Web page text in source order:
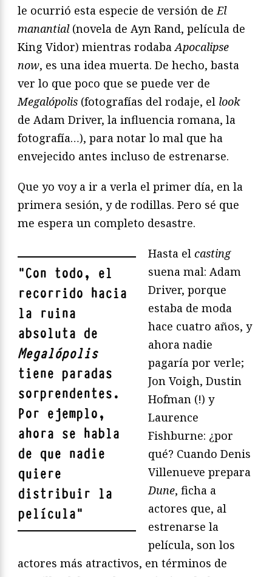
le ocurrió esta especie de versión deEl
manantial (novela de Ayn Rand, película de
King Vidor) mientras rodabaApocalipse
now, es una idea muerta. De hecho, basta
ver lo que poco que se puede ver de
Megalópolis (fotografías del rodaje, el look
de Adam Driver, la influencia romana, la
fotografía…), para notar lo mal que ha
envejecido antes incluso de estrenarse.
Que yo voy a ir a verla el primer día, en la
primera sesión, y de rodillas. Pero sé que
me espera un completo desastre.
"Con todo, el
recorrido hacia
la ruina
absoluta de
Megalópolis
tiene paradas
sorprendentes.
Por ejemplo,
ahora se habla
de que nadie
quiere
distribuir la
película"
Hasta el casting
suena mal: Adam
Driver, porque
estaba de moda
hace cuatro años, y
ahora nadie
pagaría por verle;
Jon Voigh, Dustin
Hofman (!) y
Laurence
Fishburne: ¿por
qué? Cuando Denis
Villenueve prepara
Dune, ficha a
actores que, al
estrenarse la
película, son los
actores más atractivos, en términos de